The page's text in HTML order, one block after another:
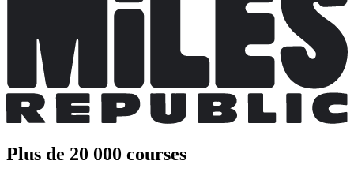
Plus de 20 000 courses